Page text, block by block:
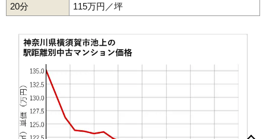
相場 3,340万円～3,640万円
マンションナビで
無料一括査定をする
よこすか四季の街パークヒルズそよ風の丘5番館
住所 神奈川県横須賀市池田町1丁目
交通 新大津駅（5分）
56 芦名 68万円
58 グリーンハイツ
59 太田和 49万円
湘南鷹取 47万円 1,032万円
61
20分
115万円／坪
秋谷芦名安針台池上池田町不入斗町浦賀浦郷町上町大滝町
太田和大津町大矢部小川町追浜町追浜東町追浜本町金谷